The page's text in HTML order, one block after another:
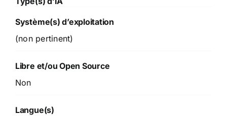
Système(s) d’exploitation
(non pertinent)
Libre et/ou Open Source
Non
Langue(s)